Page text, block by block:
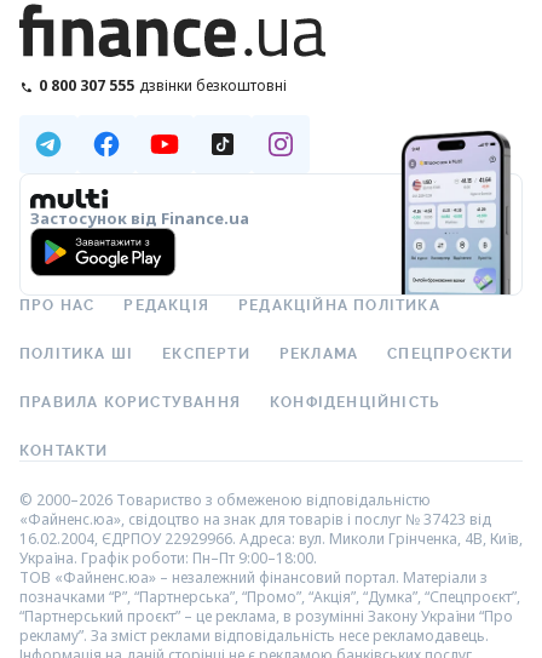
0 800 307 555 дзвінки безкоштовні
Застосунок від Finance.ua
ПРО НАС РЕДАКЦІЯ РЕДАКЦІЙНА ПОЛІТИКА
ПОЛІТИКА ШІ ЕКСПЕРТИ РЕКЛАМА СПЕЦПРОЄКТИ
ПРАВИЛА КОРИСТУВАННЯ КОНФІДЕНЦІЙНІСТЬ
КОНТАКТИ
© 2000–2026 Товариство з обмеженою відповідальністю
«Файненс.юа», свідоцтво на знак для товарів і послуг № 37423 від
16.02.2004, ЄДРПОУ 22929966. Адреса: вул. Миколи Грінченка, 4В, Київ,
Україна. Графік роботи: Пн–Пт 9:00–18:00.
ТОВ «Файненс.юа» – незалежний фінансовий портал. Матеріали з
позначками “Р”, “Партнерська”, “Промо”, “Акція”, “Думка”, “Спецпроєкт”,
“Партнерський проєкт” – це реклама, в розумінні Закону України “Про
рекламу”. За зміст реклами відповідальність несе рекламодавець.